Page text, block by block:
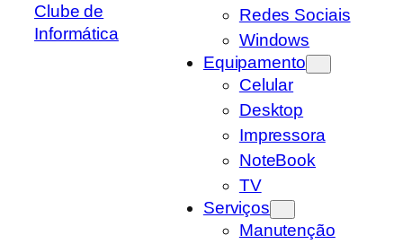
Clube de
Informática
Redes Sociais
Windows
Equipamento
Celular
Desktop
Impressora
NoteBook
TV
Serviços
Manutenção